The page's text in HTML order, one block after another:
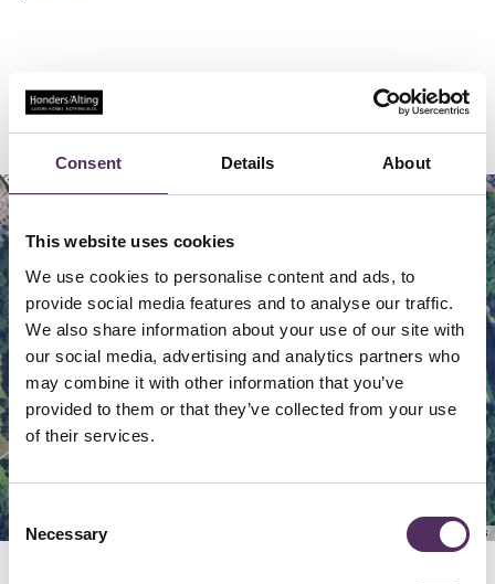
Consent Details About
This website uses cookies
We use cookies to personalise content and ads, to
provide social media features and to analyse our traffic.
We also share information about your use of our site with
our social media, advertising and analytics partners who
may combine it with other information that you’ve
provided to them or that they’ve collected from your use
of their services.
Consent
Selection
Necessary
Locatie
Image may be subject to copyright Terms